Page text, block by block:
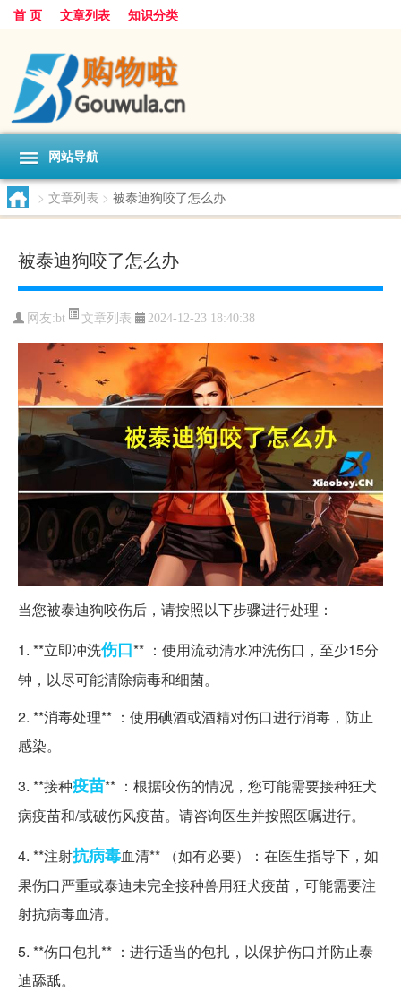
首 页 文章列表 知识分类
网站导航
> 文章列表 > 被泰迪狗咬了怎么办
被泰迪狗咬了怎么办
网友:bt 文章列表 2024-12-23 18:40:38
当您被泰迪狗咬伤后，请按照以下步骤进行处理：
1. **立即冲洗伤口** ：使用流动清水冲洗伤口，至少15分
钟，以尽可能清除病毒和细菌。
2. **消毒处理** ：使用碘酒或酒精对伤口进行消毒，防止
感染。
3. **接种疫苗** ：根据咬伤的情况，您可能需要接种狂犬
病疫苗和/或破伤风疫苗。请咨询医生并按照医嘱进行。
4. **注射抗病毒血清** （如有必要）：在医生指导下，如
果伤口严重或泰迪未完全接种兽用狂犬疫苗，可能需要注
射抗病毒血清。
5. **伤口包扎** ：进行适当的包扎，以保护伤口并防止泰
迪舔舐。